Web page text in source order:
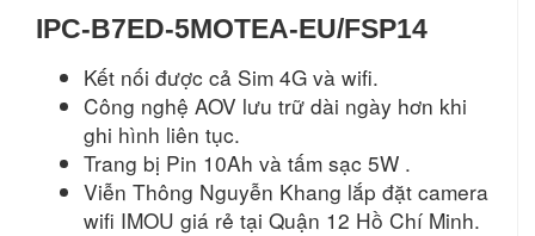
IPC-B7ED-5MOTEA-EU/FSP14
Kết nối được cả Sim 4G và wifi.
Công nghệ AOV lưu trữ dài ngày hơn khi
ghi hình liên tục.
Trang bị Pin 10Ah và tấm sạc 5W .
Viễn Thông Nguyễn Khang lắp đặt camera
wifi IMOU giá rẻ tại Quận 12 Hồ Chí Minh.